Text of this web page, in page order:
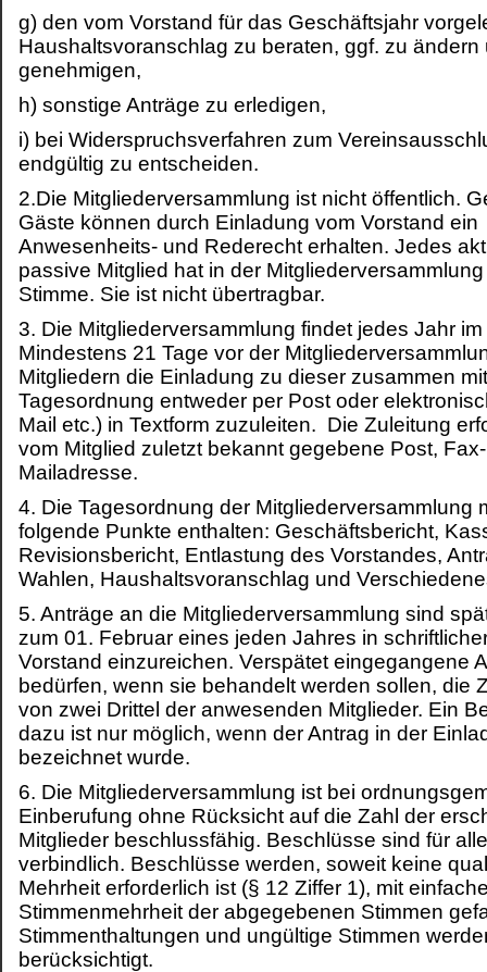
g) den vom Vorstand für das Geschäftsjahr
Haushaltsvoranschlag zu beraten, ggf. zu ändern
genehmigen,
h) sonstige Anträge zu erledigen,
i) bei Widerspruchsverfahren zum
endgültig zu entscheiden.
2.Die Mitgliederversammlung ist nicht öffentlich.
Gäste können durch Einladung vom Vorstand ein
Anwesenheits- und Rederecht erhalten. Jedes
passive Mitglied hat in der
Stimme. Sie ist nicht übertragbar.
3. Die Mitgliederversammlung findet jedes Jahr
Mindestens 21 Tage vor der
Mitgliedern die Einladung zu dieser zusammen
Tagesordnung entweder per Post oder
Mail etc.) in Textform zuzuleiten. Die Zuleitung
vom Mitglied zuletzt bekannt gegebene Post,
Mailadresse.
4. Die Tagesordnung der Mitgliederversammlung
folgende Punkte enthalten: Geschäftsbericht,
Revisionsbericht, Entlastung des Vorstandes,
Wahlen, Haushaltsvoranschlag und
5. Anträge an die Mitgliederversammlung sind
zum 01. Februar eines jeden Jahres in
Vorstand einzureichen. Verspätet eingegangene
bedürfen, wenn sie behandelt werden sollen, die
von zwei Drittel der anwesenden Mitglieder. Ein
dazu ist nur möglich, wenn der Antrag in der
bezeichnet wurde.
6. Die Mitgliederversammlung ist bei
Einberufung ohne Rücksicht auf die Zahl der
Mitglieder beschlussfähig. Beschlüsse sind für
verbindlich. Beschlüsse werden, soweit keine
Mehrheit erforderlich ist (§ 12 Ziffer 1), mit
Stimmenmehrheit der abgegebenen Stimmen
Stimmenthaltungen und ungültige Stimmen
berücksichtigt.